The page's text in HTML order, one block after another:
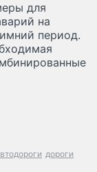
для
на
период.
дороги